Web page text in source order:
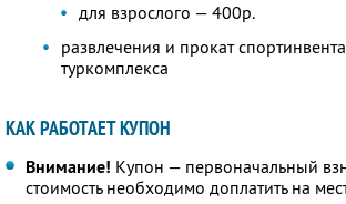
для взрослого — 400р.
развлечения и прокат
туркомплекса
КАК РАБОТАЕТ КУПОН
Внимание! Купон — первоначальный
стоимость необходимо доплатить на